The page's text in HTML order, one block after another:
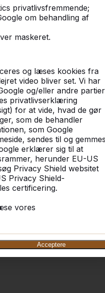
privatlivsfremmende;
om behandling af
maskeret.
og læses kookies fra
video bliver set. Vi har
og/eller andre partier
privatlivserklæring
for at vide, hvad de gør
som de behandler
som Google
sendes til og
erklærer sig til at
herunder EU-US
Privacy Shield websitet
Privacy Shield-
certificering.
vores
Acceptere
6009) med
gør bordet velegnet
opstilling